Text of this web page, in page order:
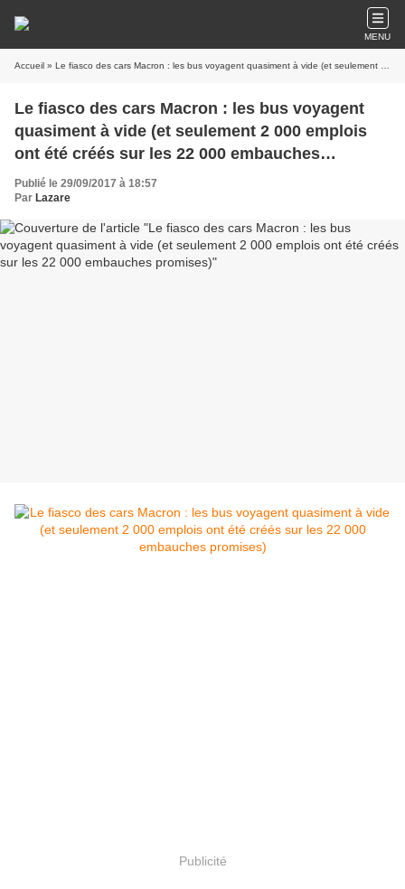
MENU
Accueil » Le fiasco des cars Macron : les bus voyagent quasiment à vide (et seulement 2 000 emplois ont été créés sur les 22 000 embauches promises)
Le fiasco des cars Macron : les bus voyagent
quasiment à vide (et seulement 2 000 emplois
ont été créés sur les 22 000 embauches
promises)
Publié le 29/09/2017 à 18:57
Par Lazare
Publicité